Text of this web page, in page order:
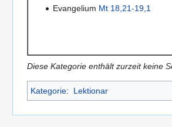
Evangelium Mt 18,21-19,1
Diese Kategorie enthält zurzeit keine
Kategorie: Lektionar